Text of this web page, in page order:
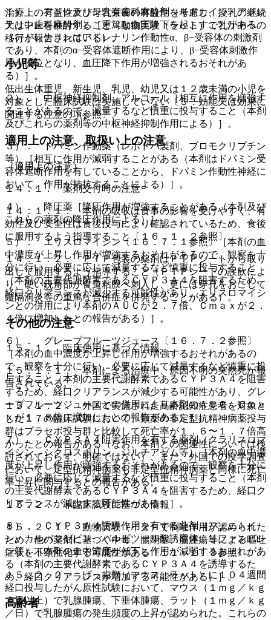
治療上の有益性及び母乳栄養の有益性を考慮し、授乳の継続
又は中止を検討すること（動物実験（ラット）で乳汁中への
移行が報告されている）。
小児等
低出生体重児、新生児、乳児、幼児又は１２歳未満の小児を
対象とした臨床試験は実施していない〔５．効能又は効果に
関連する注意の項参照〕。
適用上の注意、取扱い上の注意
（適用上の注意）
１４．１． 薬剤交付時の注意
１４．１．１． 本剤の吸収は食事の影響を受けやすく、有
効性及び安全性は食後投与により確認されているため、食後
に服用するよう指導すること〔１６．１．２参照〕。
１４．１．２． ＰＴＰ包装の薬剤はＰＴＰシートから取り
出して服用するよう指導すること（ＰＴＰシートの誤飲によ
り、硬い鋭角部が食道粘膜へ刺入し、更には穿孔をおこして
縦隔洞炎等の重篤な合併症を併発することがある）。
その他の注意
１５．１． 臨床使用に基づく情報
１５．１．１． 本剤による治療中、原因不明の突然死が報
告されている。
１５．１．２． 外国で実施された高齢認知症患者を対象と
した１７の臨床試験において、類薬の非定型抗精神病薬投与
群はプラセボ投与群と比較して死亡率が１．６〜１．７倍高
かったとの報告がある（なお、本剤との関連性については検
討されておらず、明確ではない）、また、外国での疫学調査
において、定型抗精神病薬も非定型抗精神病薬と同様に死亡
率上昇に関与するとの報告がある。
１５．２． 非臨床試験に基づく情報
１５．２．１． 動物実験（イヌ）で制吐作用が認められた
ため、他の薬剤に基づく中毒、腸閉塞、脳腫瘍等による嘔吐
症状を不顕性化する可能性がある〔１１．１．３参照〕。
１５．２．２． げっ歯類（マウス、ラット）に１０４週間
経口投与したがん原性試験において、マウス（１ｍｇ／ｋｇ
／日以上）で乳腺腫瘍、下垂体腫瘍、ラット（１ｍｇ／ｋｇ
／日）で乳腺腫瘍の発生頻度の上昇が認められた。これらの
１）． アドレナリン含有歯科麻酔剤（リドカイン・アドレ
ナリン歯科麻酔剤）［重篤な血圧降下を起こすことがある
（アドレナリンはアドレナリン作動性α、β−受容体の刺激剤
であり、本剤のα−受容体遮断作用により、β−受容体刺激作
用が優位となり、血圧降下作用が増強されるおそれがあ
る）］。
２）． 中枢神経抑制剤、アルコール［相互に作用を増強す
ることがあるので、減量するなど慎重に投与すること（本剤
及びこれらの薬剤等の中枢神経抑制作用による）］。
３）． ドパミン作動薬（レボドパ製剤、ブロモクリプチン
等）［相互に作用が減弱することがある（本剤はドパミン受
容体遮断作用を有していることから、ドパミン作動性神経に
おいて、作用が拮抗することによる）］。
４）． 降圧薬［降圧作用が増強することがある（本剤及び
これらの薬剤の降圧作用による）］。
５）． エリスロマイシン〔１６．７．１参照〕［本剤の血
中濃度が上昇し作用が増強するおそれがあるので、観察を十
分に行い、必要に応じて減量するなど慎重に投与すること
（本剤の主要代謝酵素であるＣＹＰ３Ａ４を阻害するため、
経口クリアランスが減少する可能性があり、エリスロマイシ
ンとの併用により本剤のＡＵＣが２．７倍、Ｃｍａｘが２．
４倍に増加したとの報告がある）］。
６）． グレープフルーツジュース〔１６．７．２参照〕
［本剤の血中濃度が上昇し作用が増強するおそれがあるの
で、観察を十分に行い、必要に応じて減量するなど慎重に投
与すること（本剤の主要代謝酵素であるＣＹＰ３Ａ４を阻害
するため、経口クリアランスが減少する可能性があり、グレ
ープフルーツジュースとの併用により本剤のＡＵＣ、Ｃｍａ
ｘが１．８倍に増加したとの報告がある）］。
７）． ＣＹＰ３Ａ４阻害作用を有する薬剤（クラリスロマ
イシン、シクロスポリン、ジルチアゼム等）［本剤の血中濃
度が上昇し作用が増強するおそれがあるので、観察を十分に
行い、必要に応じて減量するなど慎重に投与すること（本剤
の主要代謝酵素であるＣＹＰ３Ａ４を阻害するため、経口ク
リアランスが減少する可能性がある）］。
８）． ＣＹＰ３Ａ４誘導作用を有する薬剤（フェニトイ
ン、カルバマゼピン、バルビツール酸誘導体、リファンピシ
ン等）［本剤の血中濃度が低下し作用が減弱するおそれがあ
る（本剤の主要代謝酵素であるＣＹＰ３Ａ４を誘導するた
め、経口クリアランスが増加する可能性がある）］。
高齢者